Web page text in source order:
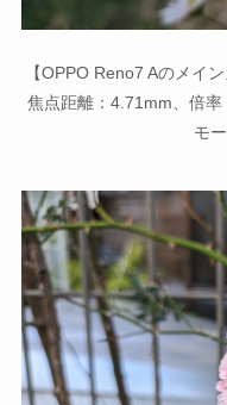
【OPPO Reno7 Aのメイ
焦点距離：4.71mm、倍
モ